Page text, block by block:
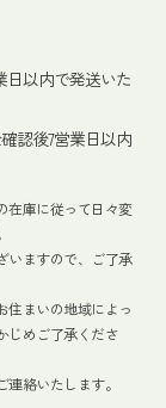
日以内で発送いた
認後7営業日以内
在庫に従って日々変
いますので、ご了承
住まいの地域によっ
じめご了承くださ
絡いたします。